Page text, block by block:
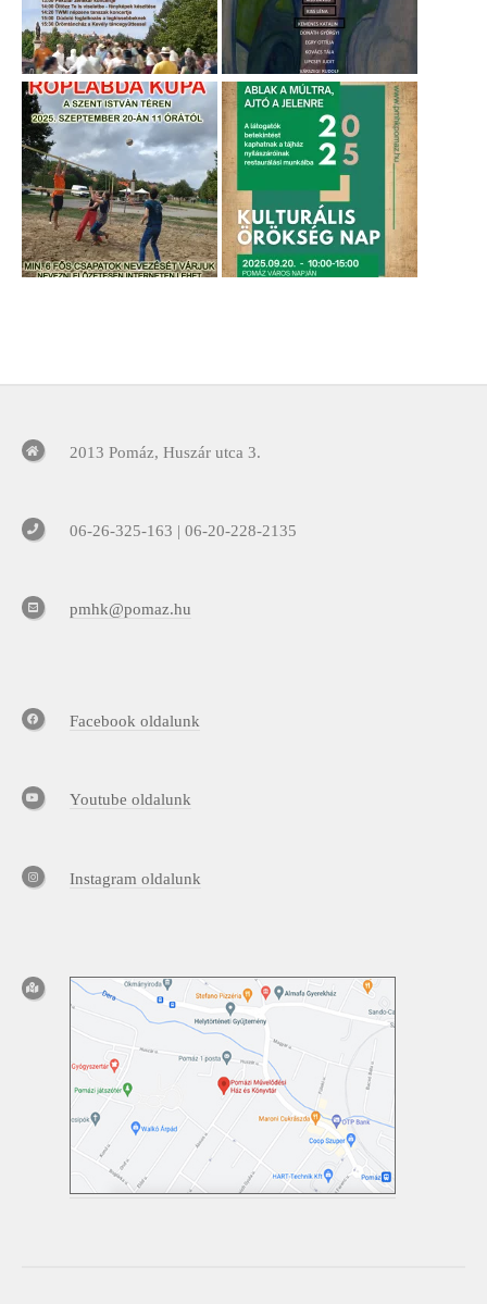
2013 Pomáz, Huszár utca 3.
06-26-325-163 | 06-20-228-2135
pmhk@pomaz.hu
Facebook oldalunk
Youtube oldalunk
Instagram oldalunk